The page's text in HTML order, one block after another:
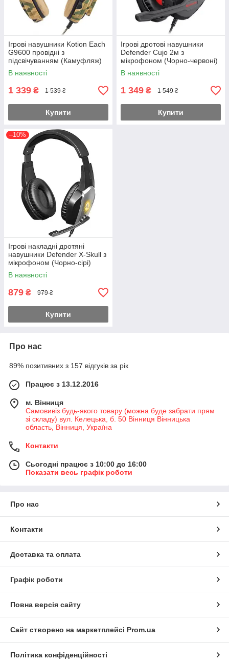
Ігрові навушники Kotion Each
G9600 провідні з
підсвічуванням (Камуфляж)
В наявності
1 339 ₴ 1 539 ₴
Купити
Ігрові дротові навушники
Defender Cujo 2м з
мікрофоном (Чорно-червоні)
В наявності
1 349 ₴ 1 549 ₴
Купити
–10%
Ігрові накладні дротяні
навушники Defender X-Skull з
мікрофоном (Чорно-сірі)
В наявності
879 ₴ 979 ₴
Купити
Про нас
89% позитивних з 157 відгуків за рік
Працює з 13.12.2016
м. Вінниця
Самовивіз будь-якого товару (можна буде забрати прям
зі складу) вул. Келецька, б. 50 Вінниця Вінницька
область, Вінниця, Україна
Контакти
Сьогодні працює з 10:00 до 16:00
Показати весь графік роботи
Про нас
Контакти
Доставка та оплата
Графік роботи
Повна версія сайту
Сайт створено на маркетплейсі Prom.ua
Політика конфіденційності